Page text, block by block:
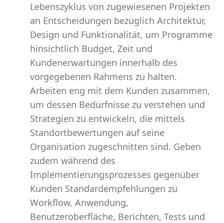
Lebenszyklus von zugewiesenen Projekten
an Entscheidungen bezüglich Architektur,
Design und Funktionalität, um Programme
hinsichtlich Budget, Zeit und
Kundenerwartungen innerhalb des
vorgegebenen Rahmens zu halten.
Arbeiten eng mit dem Kunden zusammen,
um dessen Bedürfnisse zu verstehen und
Strategien zu entwickeln, die mittels
Standortbewertungen auf seine
Organisation zugeschnitten sind. Geben
zudem während des
Implementierungsprozesses gegenüber
Kunden Standardempfehlungen zu
Workflow, Anwendung,
Benutzeroberfläche, Berichten, Tests und